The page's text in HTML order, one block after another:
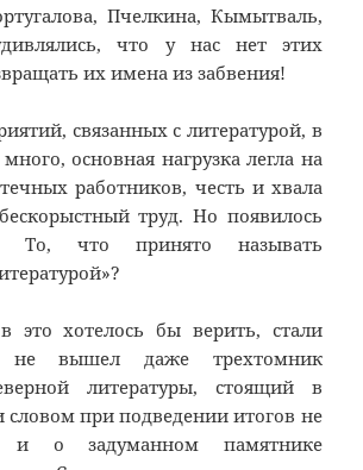
Пчелкина, Кымытваль,
что у нас нет этих
их имена из забвения!
связанных с литературой, в
основная нагрузка легла на
работников, честь и хвала
труд. Но появилось
То, что принято называть
это хотелось бы верить, стали
вышел даже трехтомник
литературы, стоящий в
словом при подведении итогов не
и о задуманном памятнике